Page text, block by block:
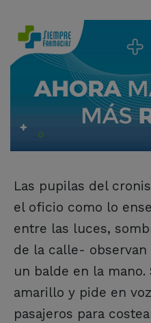
Las pupilas del
el oficio como lo
entre las luces,
de la calle-
un balde en la
amarillo y pide en
pasajeros para